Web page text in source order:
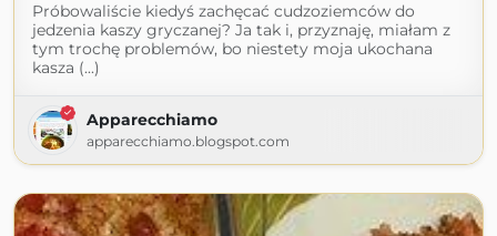
Próbowaliście kiedyś zachęcać cudzoziemców do
jedzenia kaszy gryczanej? Ja tak i, przyznaję, miałam z
tym trochę problemów, bo niestety moja ukochana
kasza (...)
Apparecchiamo
apparecchiamo.blogspot.com